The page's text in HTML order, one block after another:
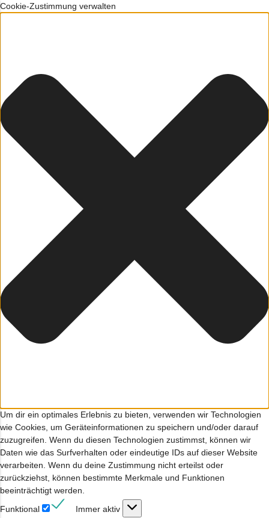
Cookie-Zustimmung verwalten
Um dir ein optimales Erlebnis zu bieten, verwenden wir Technologien
wie Cookies, um Geräteinformationen zu speichern und/oder darauf
zuzugreifen. Wenn du diesen Technologien zustimmst, können wir
Daten wie das Surfverhalten oder eindeutige IDs auf dieser Website
verarbeiten. Wenn du deine Zustimmung nicht erteilst oder
zurückziehst, können bestimmte Merkmale und Funktionen
beeinträchtigt werden.
Funktional
Immer aktiv